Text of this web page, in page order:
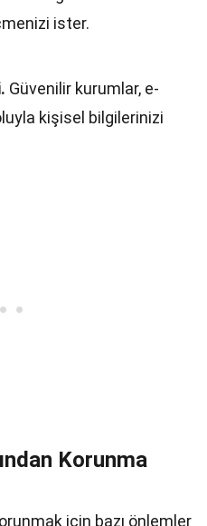
ister.
Güvenilir kurumlar, e-
kişisel bilgilerinizi
Korunma
için bazı önlemler